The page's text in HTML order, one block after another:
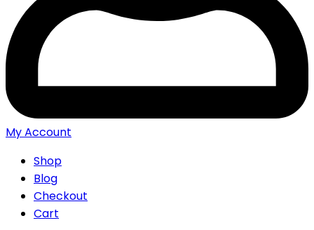
My Account
Shop
Blog
Checkout
Cart